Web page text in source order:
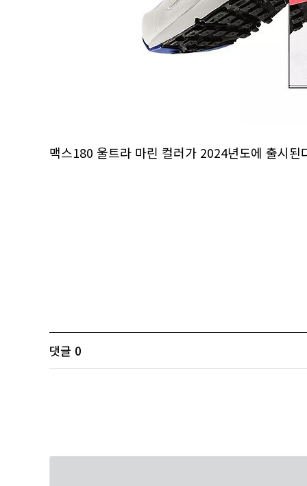
맥스180 울트라 마린 컬러가 2024년도에 출시
댓글 0